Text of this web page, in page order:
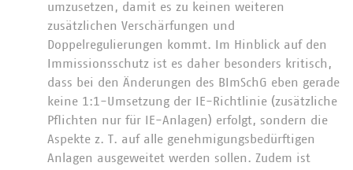
umzusetzen, damit es zu keinen weiteren
zusätzlichen Verschärfungen und
Doppelregulierungen kommt. Im Hinblick auf den
Immissionsschutz ist es daher besonders kritisch,
dass bei den Änderungen des BImSchG eben gerade
keine 1:1-Umsetzung der IE-Richtlinie (zusätzliche
Pflichten nur für IE-Anlagen) erfolgt, sondern die
Aspekte z. T. auf alle genehmigungsbedürftigen
Anlagen ausgeweitet werden sollen. Zudem ist